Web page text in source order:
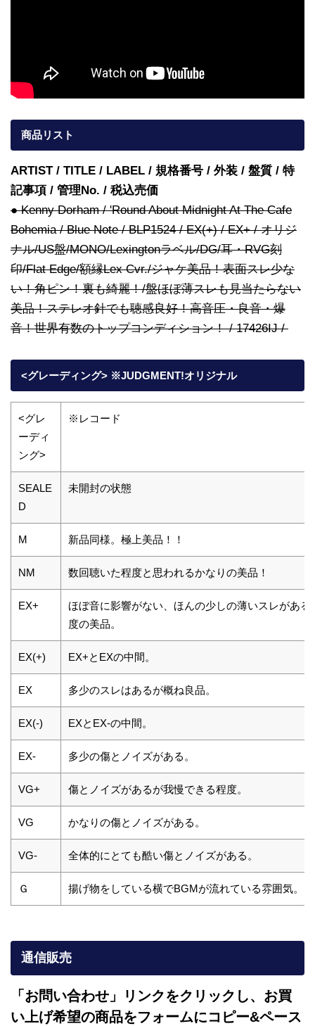
商品リスト
ARTIST / TITLE / LABEL / 規格番号 / 外装 / 盤質 / 特
記事項 / 管理No. / 税込売価
● Kenny Dorham / 'Round About Midnight At The Cafe
Bohemia / Blue Note / BLP1524 / EX(+) / EX+ / オリジ
ナル/US盤/MONO/Lexingtonラベル/DG/耳・RVG刻
印/Flat Edge/額縁Lex Cvr./ジャケ美品！表面スレ少な
い！角ピン！裏も綺麗！/盤ほぼ薄スレも見当たらない
美品！ステレオ針でも聴感良好！高音圧・良音・爆
音！世界有数のトップコンディション！ / 17426IJ /
<グレーディング> ※JUDGMENT!オリジナル
<グレ
ーディ
ング>
※レコード
SEALE
D
未開封の状態
M 新品同様。極上美品！！
NM 数回聴いた程度と思われるかなりの美品！
EX+
ほぼ音に影響がない、ほんの少しの薄いスレがある
度の美品。
EX(+) EX+とEXの中間。
EX 多少のスレはあるが概ね良品。
EX(-) EXとEX-の中間。
EX- 多少の傷とノイズがある。
VG+ 傷とノイズがあるが我慢できる程度。
VG かなりの傷とノイズがある。
VG- 全体的にとても酷い傷とノイズがある。
Ｇ 揚げ物をしている横でBGMが流れている雰囲気。
通信販売
「お問い合わせ」リンクをクリックし、 お買
い上げ希望の商品をフォームにコピー&ペース